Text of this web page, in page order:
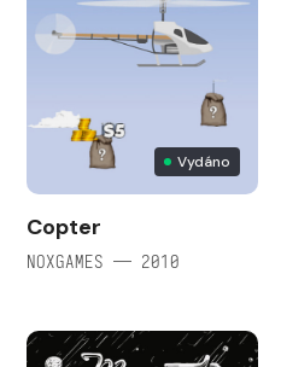
Vydáno
Copter
NOXGAMES — 2010